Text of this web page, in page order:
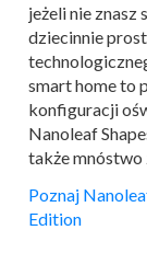
jeżeli nie znasz
dziecinnie
smart home to
konfiguracji
Nanoleaf
także mnóstwo
Poznaj
Edition